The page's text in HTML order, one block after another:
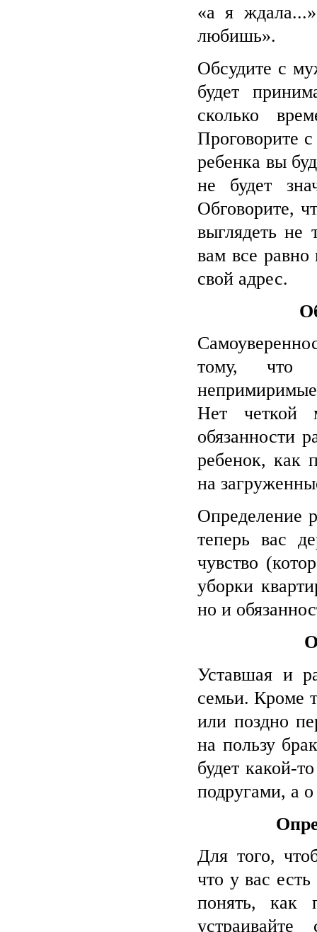
«а я
любишь».
Обсудите с
будет
сколько
Проговорите
ребенка вы
не будет
Обговорите,
выглядеть не
вам все
свой адрес.
тому, что
непримиримые
Нет четкой
обязанности
ребенок, как
на
Определение
теперь вас
чувство
уборки
но и
Уставшая и
семьи. Кроме
или поздно
на пользу
будет какой-
подругами, а о
Для того,
что у вас
понять, как